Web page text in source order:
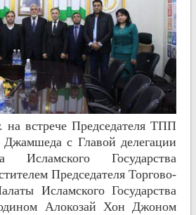
на встрече Председателя ТПП
с Главой делегации
Исламского Государства
Председателя Торгово-
Исламского Государства
Алокозай Хон Джоном